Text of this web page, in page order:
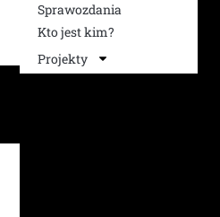
Sprawozdania
Kto jest kim?
Projekty